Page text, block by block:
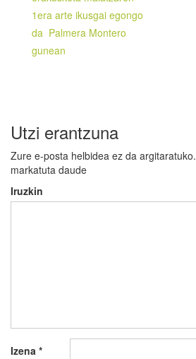
nabigatu
1era arte ikusgai egongo
da Palmera Montero
gunean
Utzi erantzuna
Zure e-posta helbidea ez da argitaratuko.
markatuta daude
Iruzkin
Izena *